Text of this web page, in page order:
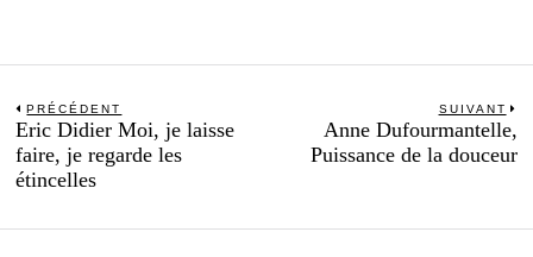
Navigation
de
l’article
PRÉCÉDENT
Previous
post:
Eric Didier Moi, je laisse
faire, je regarde les
étincelles
SUIVANT
Anne Dufourmantelle,
Puissance de la douceur